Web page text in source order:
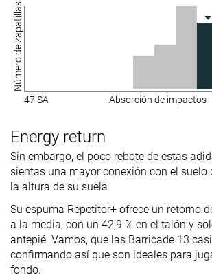
Número de zapatillas
47 SA Absorción de impactos
Energy return
Sin embargo, el poco rebote de estas
sientas una mayor conexión con el suelo
la altura de su suela.
Su espuma Repetitor+ ofrece un retorno
a la media, con un 42,9 % en el talón y
antepié. Vamos, que las Barricade 13
confirmando así que son ideales para
fondo.